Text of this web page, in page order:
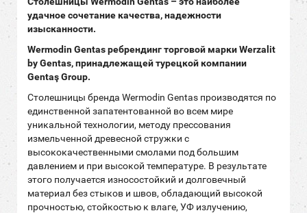
удачное сочетание качества, надежности
изысканности.
Wermodin Gentas ребрендинг торговой марки Werzalit
by Gentas, принадлежащей турецкой компании
Gentaş Group.
Столешницы бренда Wermodin Gentas производятся по
единственной запатентованной во всем мире
уникальной технологии, методу прессования
измельченной древесной стружки с
высококачественными смолами под большим
давлением и при высокой температуре. В результате
этого получается износостойкий и долговечный
материал без стыков и швов, обладающий высокой
прочностью, стойкостью к влаге, УФ излучению,